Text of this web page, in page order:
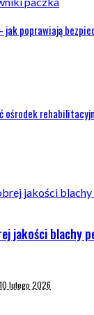
poprawiają
ośrodek
jakości blachy
10 lutego 2026